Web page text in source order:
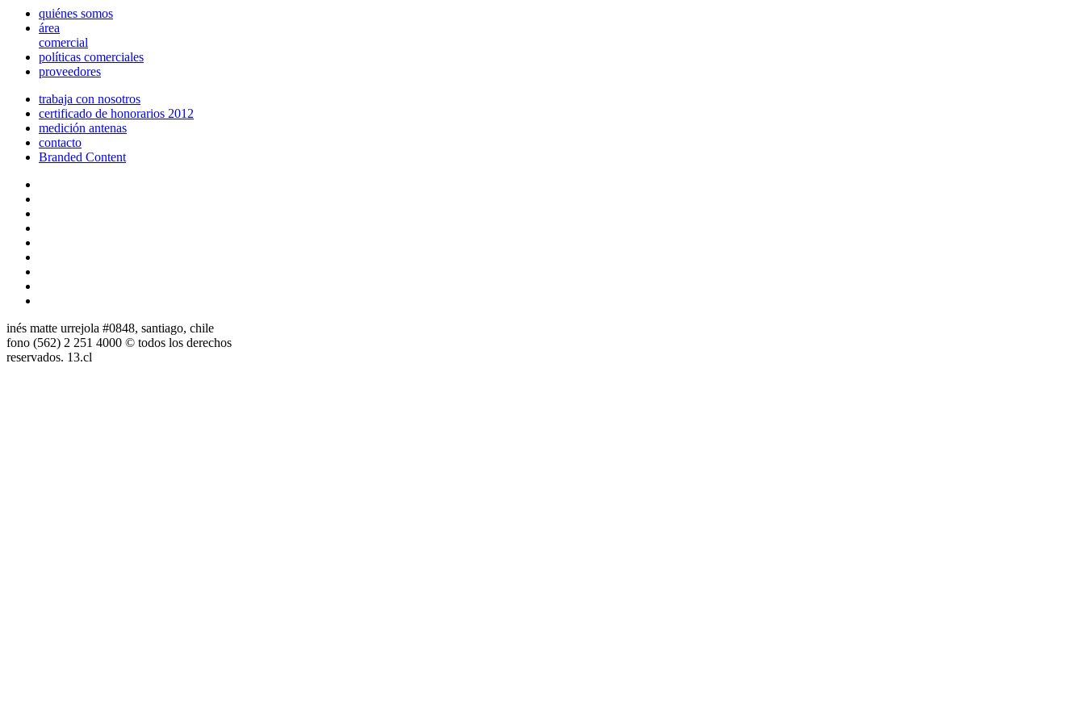
quiénes somos
área
comercial
políticas comerciales
proveedores
trabaja con nosotros
certificado de honorarios 2012
medición antenas
contacto
Branded Content
inés matte urrejola #0848, santiago, chile
fono (562) 2 251 4000 © todos los derechos
reservados. 13.cl